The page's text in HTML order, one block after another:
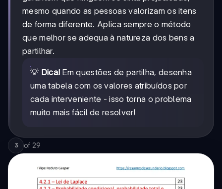
mesmo quando as pessoas valorizam os itens
de forma diferente. Aplica sempre o método
que melhor se adequa à natureza dos bens a
partilhar.
💡 Dica! Em questões de partilha, desenha
uma tabela com os valores atribuídos por
cada interveniente - isso torna o problema
muito mais fácil de resolver!
3 of 29